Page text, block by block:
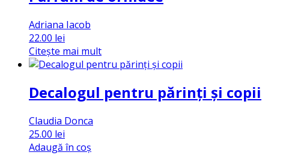
Adriana Iacob
22.00 lei
Citește mai mult
Decalogul pentru părinți și copii
Claudia Donca
25.00 lei
Adaugă în coș